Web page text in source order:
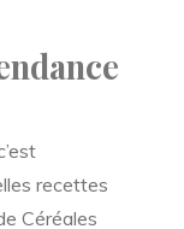
recettes
Céréales